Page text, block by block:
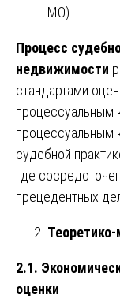
МО).
Процесс
недвижимости
стандартами
процессуальным
процессуальным
судебной
где
прецедентных
2.1.
оценки